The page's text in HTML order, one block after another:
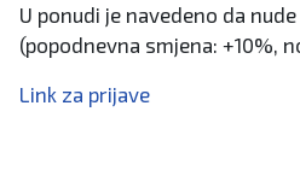
U ponudi je navedeno da nude
(popodnevna smjena: +10%,
Link za prijave